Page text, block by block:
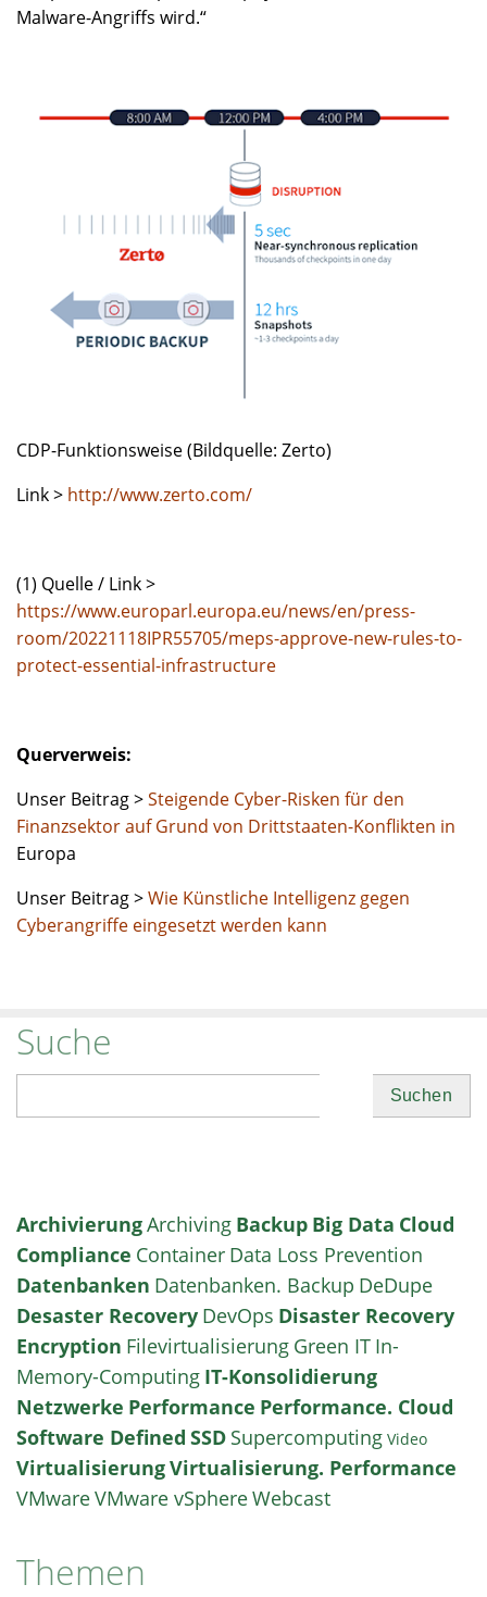
Malware-Angriffs wird.“
CDP-Funktionsweise (Bildquelle: Zerto)
Link > http://www.zerto.com/
(1) Quelle / Link >
https://www.europarl.europa.eu/news/en/press-
room/20221118IPR55705/meps-approve-new-rules-to-
protect-essential-infrastructure
Querverweis:
Unser Beitrag >Steigende Cyber-Risken für den
Finanzsektor auf Grund von Drittstaaten-Konflikten in
Europa
Unser Beitrag >Wie Künstliche Intelligenz gegen
Cyberangriffe eingesetzt werden kann
Suche
ArchivierungArchiving Backup Big Data Cloud
Compliance Container Data Loss Prevention
Datenbanken Datenbanken. Backup DeDupe
Desaster Recovery DevOps Disaster Recovery
Encryption Filevirtualisierung Green IT In-
Memory-Computing IT-Konsolidierung
Netzwerke Performance Performance. Cloud
Software Defined SSD Supercomputing Video
VirtualisierungVirtualisierung. Performance
VMwareVMware vSphereWebcast
Themen